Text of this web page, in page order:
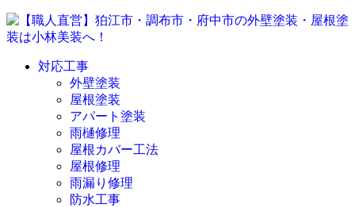
対応工事
外壁塗装
屋根塗装
アパート塗装
雨樋修理
屋根カバー工法
屋根修理
雨漏り修理
防水工事